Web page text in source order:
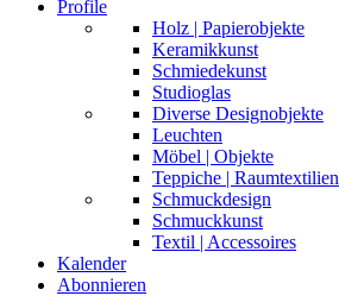
Profile
Holz | Papierobjekte
Keramikkunst
Schmiedekunst
Studioglas
Diverse Designobjekte
Leuchten
Möbel | Objekte
Teppiche | Raumtextilien
Schmuckdesign
Schmuckkunst
Textil | Accessoires
Kalender
Abonnieren